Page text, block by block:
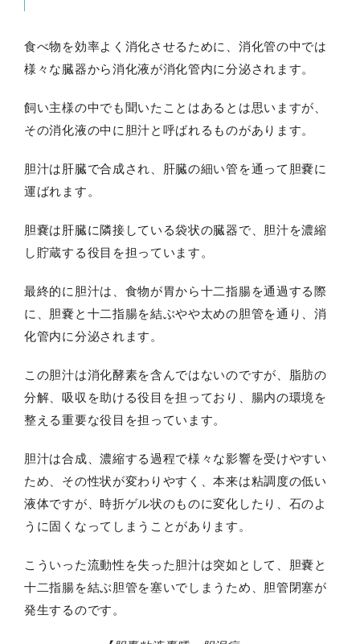
食べ物を効率よく消化させるために、消化管の中では
様々な臓器から消化液が消化管内に分泌されます。
飼い主様の中でも聞いたことはあるとは思いますが、
その消化液の中に胆汁と呼ばれるものがあります。
胆汁は肝臓で合成され、肝臓の細い管を通って胆嚢に
運ばれます。
胆嚢は肝臓に隣接している袋状の臓器で、胆汁を濃縮
し貯蔵する役目を担っています。
最終的に胆汁は、食物が胃から十二指腸を通過する際
に、胆嚢と十二指腸を結ぶやや太めの胆管を通り、消
化管内に分泌されます。
この胆汁は消化酵素を含んではないのですが、脂肪の
分解、吸収を助ける役目を担っており、腸内の環境を
整える重要な役目を担っています。
胆汁は合成、濃縮する過程で様々な影響を受けやすい
ため、その性状が変わりやすく、本来は粘調度の低い
液体ですが、時折ゲル状のものに変化したり、石のよ
うに固くなってしまうことがあります。
こういった流動性を失った胆汁は突如として、胆嚢と
十二指腸を結ぶ胆管を塞いでしまうため、胆管閉塞が
発生するのです。